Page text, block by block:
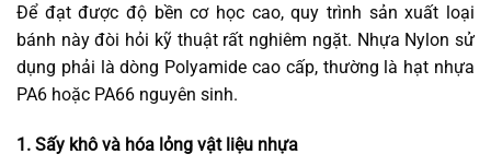
Để đạt được độ bền cơ học cao, quy trình sản xuất loại
bánh này đòi hỏi kỹ thuật rất nghiêm ngặt. Nhựa Nylon sử
dụng phải là dòng Polyamide cao cấp, thường là hạt nhựa
PA6 hoặc PA66 nguyên sinh.
1. Sấy khô và hóa lỏng vật liệu nhựa